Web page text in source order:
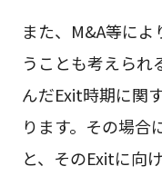
また、M&A等によ
うことも考えられ
んだExit時期に関
ります。その場合
と、そのExitに向